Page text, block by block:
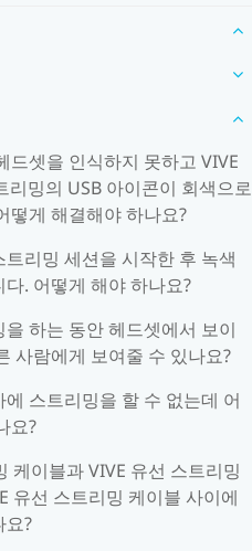
드셋을 인식하지 못하고 VIVE
리밍의 USB 아이콘이 회색으로
떻게 해결해야 하나요?
리밍 세션을 시작한 후 녹색
. 어떻게 해야 하나요?
하는 동안 헤드셋에서 보이
사람에게 보여줄 수 있나요?
스트리밍을 할 수 없는데 어
요?
케이블과 VIVE 유선 스트리밍
유선 스트리밍 케이블 사이에
요?